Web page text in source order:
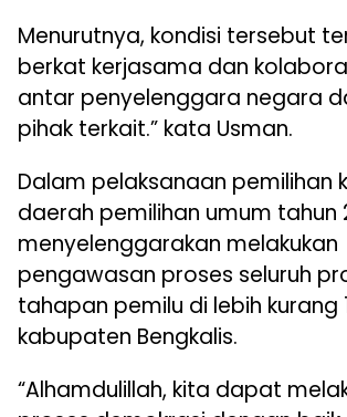
Menurutnya, kondisi tersebut
berkat kerjasama dan
antar penyelenggara negara
pihak terkait.” kata Usman.
Dalam pelaksanaan pemilihan
daerah pemilihan umum tahun
menyelenggarakan melakukan
pengawasan proses seluruh
tahapan pemilu di lebih kurang
kabupaten Bengkalis.
“Alhamdulillah, kita dapat